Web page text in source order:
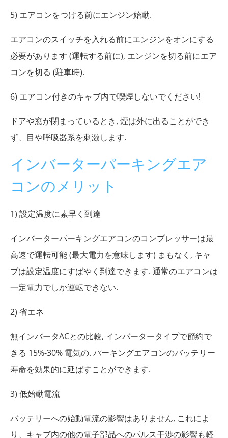
5) エアコンをつける前にエンジン始動.
エアコンのスイッチを入れる前にエンジンをオンにする
必要があります (運転する前に), エンジンを切る前にエア
コンを切る (駐車時).
6) エアコン付きのキャブ内で喫煙しないでください!
ドアや窓が閉まっているとき, 煙は外に出ることができ
ず、目や呼吸器系を刺激します.
インバーターパーキングエア
コンのメリット
1) 設定温度に素早く到達
インバーターパーキングエアコンのコンプレッサーは最
高速で運転可能 (最大電力を意味します) まもなく, キャ
ブは設定温度にすばやく到達できます. 通常のエアコンは
一定電力でしか運転で​​きない.
2) 省エネ
無インバータACとの比較, インバータータイプで節約で
きる 15%-30% 電気の. パーキングエアコンのバッテリー
寿命を効果的に延ばすことができます.
3) 低始動電流
バッテリーへの始動電流の影響はありません, これによ
り、キャブ内の他の電子部品へのパルス干渉の影響も軽